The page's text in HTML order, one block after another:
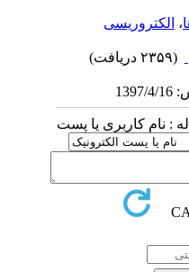
الکتروریسی
: نام کاربری یا پست